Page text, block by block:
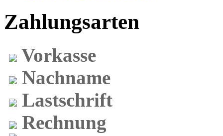
Zahlungsarten
Vorkasse
Nachname
Lastschrift
Rechnung